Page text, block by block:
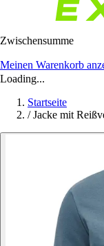
Zwischensumme
Meinen Warenkorb
Loading...
Startseite
/ Jacke mit